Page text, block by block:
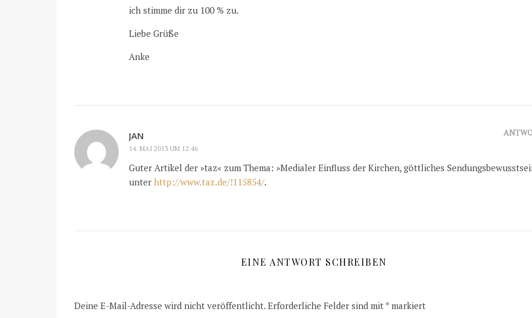
ich stimme dir zu 100 % zu.
Liebe Grüße
Anke
JAN
14. MAI 2013 UM 12:46
Guter Artikel der »taz« zum Thema: »Medialer Einfluss der Kirchen, göttliches
unter http://www.taz.de/!115854/.
EINE ANTWORT SCHREIBEN
Deine E-Mail-Adresse wird nicht veröffentlicht. Erforderliche Felder sind mit * markiert